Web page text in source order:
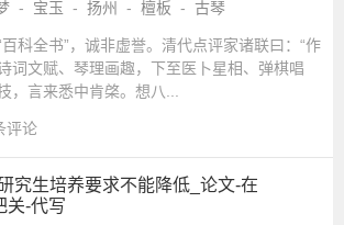
- 宝玉 - 扬州 - 檀板 - 古琴
百科全书”，诚非虚誉。清代点评家诸联曰：“作
词文赋、琴理画趣，下至医卜星相、弹棋唱
，言来悉中肯棨。想八...
评论
究生培养要求不能降低_论文-在
关-代写